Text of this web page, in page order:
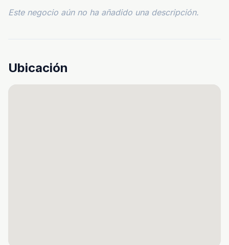
Este negocio aún no ha añadido una descripción.
Ubicación